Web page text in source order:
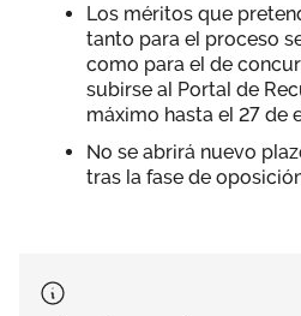
Los méritos que
tanto para el proceso
como para el de
subirse al Portal de
máximo hasta el 27 de
No se abrirá nuevo
tras la fase de